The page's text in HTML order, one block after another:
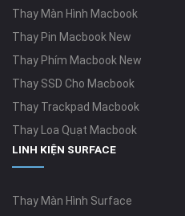
Thay Màn Hình Macbook
Thay Pin Macbook New
Thay Phím Macbook New
Thay SSD Cho Macbook
Thay Trackpad Macbook
Thay Loa Quạt Macbook
LINH KIỆN SURFACE
Thay Màn Hình Surface